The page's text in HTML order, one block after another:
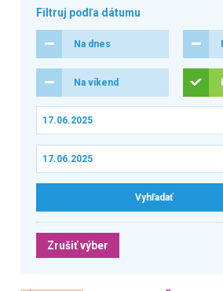
Filtruj podľa dátumu
Na dnes
Na víkend
Zrušiť výber